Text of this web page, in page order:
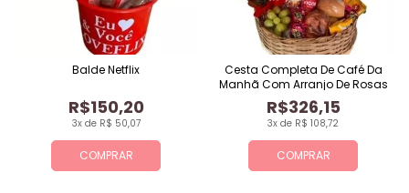
COMPRAR
3x de R$ 50,07
R$150,20
Balde Netflix
COMPRAR
3x de R$ 108,72
R$326,15
Cesta Completa De Café Da
Manhã Com Arranjo De Rosas